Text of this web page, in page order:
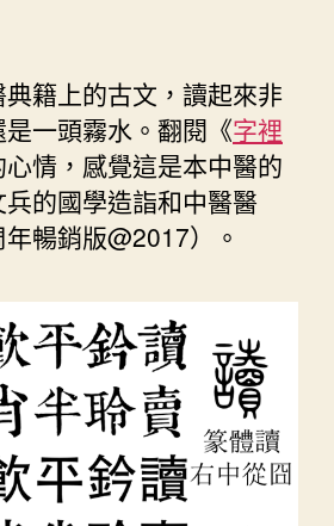
籍上的古文，讀起來非
一頭霧水。翻閱《字裡
情，感覺這是本中醫的
的國學造詣和中醫醫
暢銷版@2017）。